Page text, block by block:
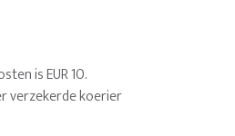
is EUR 10.
verzekerde koerier